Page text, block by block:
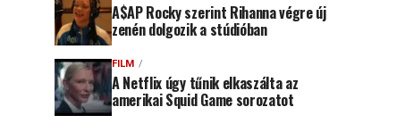
A$AP Rocky szerint Rihanna végre új
zenén dolgozik a stúdióban
FILM
A Netflix úgy tűnik elkaszálta az
amerikai Squid Game sorozatot